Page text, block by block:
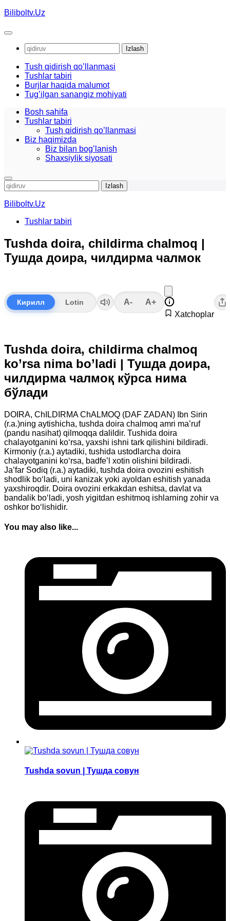
Skip
content
Biliboltv.Uz
Qidirshish:
Tush qidirish qo’llanmasi
Tushlar tabiri
Burjlar haqida malumot
Tug’ilgan sanangiz mohiyati
Bosh sahifa
Tushlar tabiri
Tush qidirish qo’llanmasi
Biz haqimizda
Biz bilan bog’lanish
Shaxsiylik siyosati
Qidirshish:
Biliboltv.Uz
Tushlar tabiri
Tushda doira, childirma chalmoq |
Тушда доира, чилдирма чалмок
Кирилл Lotin A-
A+
Xatchoplar
Tushda doira, childirma chalmoq
ko’rsa nima bo’ladi | Тушда доира,
чилдирма чалмоқ кўрса нима
бўлади
DOIRA, ChILDIRMA ChALMOQ (DAF ZADAN) Ibn Sirin
(r.a.)ning aytishicha, tushda doira chalmoq amri ma’ruf
(pandu nasihat) qilmoqqa dalildir. Tushida doira
chalayotganini ko‘rsa, yaxshi ishni tark qilishini bildiradi.
Kirmoniy (r.a.) aytadiki, tushida ustodlarcha doira
chalayotganini ko‘rsa, badfe’l xotin olishini bildiradi.
Ja’far Sodiq (r.a.) aytadiki, tushda doira ovozini eshitish
shodlik bo‘ladi, uni kanizak yoki ayoldan eshitish yanada
yaxshiroqdir. Doira ovozini erkakdan eshitsa, davlat va
bandalik bo‘ladi, yosh yigitdan eshitmoq ishlarning zohir va
oshkor bo‘lishidir.
You may also like...
Tushda sovun | Тушда совун